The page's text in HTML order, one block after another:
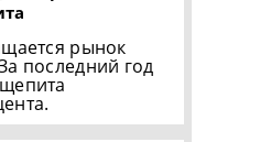
рынок
последний год